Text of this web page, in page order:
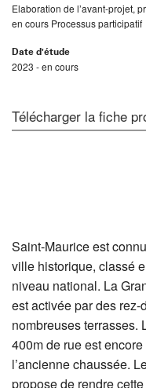
Elaboration de l’avant-projet,
en cours Processus participatif
Date d'étude
2023 - en cours
Télécharger la fiche
Saint-Maurice est
ville historique, classé
niveau national. La
est activée par des
nombreuses terrasses.
400m de rue est
l’ancienne chaussée.
propose de rendre